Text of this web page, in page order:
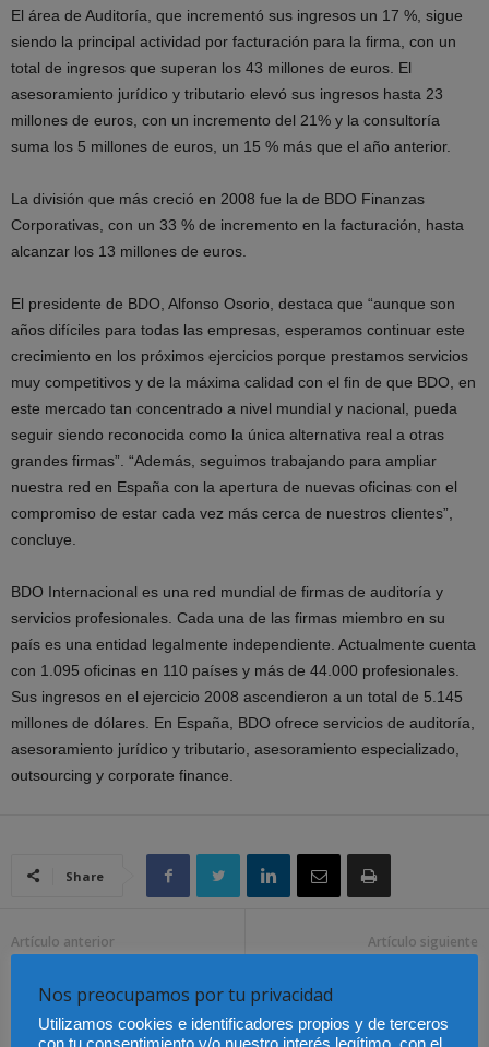
El área de Auditoría, que incrementó sus ingresos un 17 %, sigue
siendo la principal actividad por facturación para la firma, con un
total de ingresos que superan los 43 millones de euros. El
asesoramiento jurídico y tributario elevó sus ingresos hasta 23
millones de euros, con un incremento del 21% y la consultoría
suma los 5 millones de euros, un 15 % más que el año anterior.
La división que más creció en 2008 fue la de BDO Finanzas
Corporativas, con un 33 % de incremento en la facturación, hasta
alcanzar los 13 millones de euros.
El presidente de BDO, Alfonso Osorio, destaca que “aunque son
años difíciles para todas las empresas, esperamos continuar este
crecimiento en los próximos ejercicios porque prestamos servicios
muy competitivos y de la máxima calidad con el fin de que BDO, en
este mercado tan concentrado a nivel mundial y nacional, pueda
seguir siendo reconocida como la única alternativa real a otras
grandes firmas”. “Además, seguimos trabajando para ampliar
nuestra red en España con la apertura de nuevas oficinas con el
compromiso de estar cada vez más cerca de nuestros clientes”,
concluye.
BDO Internacional es una red mundial de firmas de auditoría y
servicios profesionales. Cada una de las firmas miembro en su
país es una entidad legalmente independiente. Actualmente cuenta
con 1.095 oficinas en 110 países y más de 44.000 profesionales.
Sus ingresos en el ejercicio 2008 ascendieron a un total de 5.145
millones de dólares. En España, BDO ofrece servicios de auditoría,
asesoramiento jurídico y tributario, asesoramiento especializado,
outsourcing y corporate finance.
Share
Artículo anterior
entre los más solventes
del planeta
Artículo siguiente
constructoras
Nos preocupamos por tu privacidad
Utilizamos cookies e identificadores propios y de terceros
con tu consentimiento y/o nuestro interés legítimo, con el